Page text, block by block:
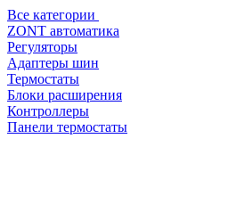
Все категории
ZONT автоматика
Регуляторы
Адаптеры шин
Термостаты
Блоки расширения
Контроллеры
Панели термостаты